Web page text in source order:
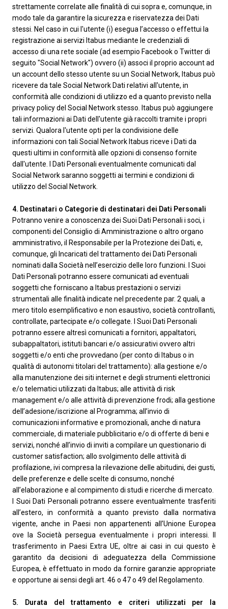
strettamente correlate alle finalità di cui sopra e, comunque, in
modo tale da garantire la sicurezza e riservatezza dei Dati
stessi. Nel caso in cui l'utente (i) esegua l’accesso o effettui la
registrazione ai servizi Itabus mediante le credenziali di
accesso di una rete sociale (ad esempio Facebook o Twitter di
seguito "Social Network") ovvero (ii) associ il proprio account ad
un account dello stesso utente su un Social Network, Itabus può
ricevere da tale Social Network Dati relativi all'utente, in
conformità alle condizioni di utilizzo ed a quanto previsto nella
privacy policy del Social Network stesso. Itabus può aggiungere
tali informazioni ai Dati dell'utente già raccolti tramite i propri
servizi. Qualora l'utente opti per la condivisione delle
informazioni con tali Social Network Itabus riceve i Dati da
questi ultimi in conformità alle opzioni di consenso fornite
dall'utente. I Dati Personali eventualmente comunicati dal
Social Network saranno soggetti ai termini e condizioni di
utilizzo del Social Network.
4. Destinatari o Categorie di destinatari dei Dati Personali
Potranno venire a conoscenza dei Suoi Dati Personali i soci, i
componenti del Consiglio di Amministrazione o altro organo
amministrativo, il Responsabile per la Protezione dei Dati, e,
comunque, gli Incaricati del trattamento dei Dati Personali
nominati dalla Società nell’esercizio delle loro funzioni. I Suoi
Dati Personali potranno essere comunicati ad eventuali
soggetti che forniscano a Itabus prestazioni o servizi
strumentali alle finalità indicate nel precedente par. 2 quali, a
mero titolo esemplificativo e non esaustivo, società controllanti,
controllate, partecipate e/o collegate. I Suoi Dati Personali
potranno essere altresì comunicati a fornitori, appaltatori,
subappaltatori, istituti bancari e/o assicurativi ovvero altri
soggetti e/o enti che provvedano (per conto di Itabus o in
qualità di autonomi titolari del trattamento): alla gestione e/o
alla manutenzione dei siti internet e degli strumenti elettronici
e/o telematici utilizzati da Itabus; alle attività di risk
management e/o alle attività di prevenzione frodi; alla gestione
dell’adesione/iscrizione al Programma; all’invio di
comunicazioni informative e promozionali, anche di natura
commerciale, di materiale pubblicitario e/o di offerte di beni e
servizi, nonché all’invio di inviti a compilare un questionario di
customer satisfaction; allo svolgimento delle attività di
profilazione, ivi compresa la rilevazione delle abitudini, dei gusti,
delle preferenze e delle scelte di consumo, nonché
all’elaborazione e al compimento di studi e ricerche di mercato.
I Suoi Dati Personali potranno essere eventualmente trasferiti
all’estero, in conformità a quanto previsto dalla normativa
vigente, anche in Paesi non appartenenti all’Unione Europea
ove la Società persegua eventualmente i propri interessi. Il
trasferimento in Paesi Extra UE, oltre ai casi in cui questo è
garantito da decisioni di adeguatezza della Commissione
Europea, è effettuato in modo da fornire garanzie appropriate
e opportune ai sensi degli art. 46 o 47 o 49 del Regolamento.
5. Durata del trattamento e criteri utilizzati per la